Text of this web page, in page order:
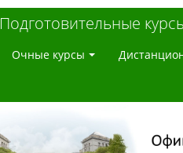
Подготовительные
Очные курсы